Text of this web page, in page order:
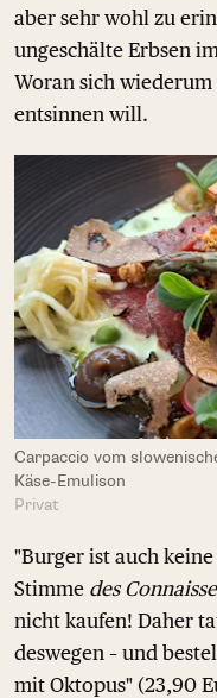
aber sehr wohl zu
ungeschälte Erbsen
Woran sich
entsinnen will.
Carpaccio vom
Käse-Emulison
Privat
"Burger ist auch
Stimme des
nicht kaufen! Daher
deswegen – und
mit Oktopus" (23,90